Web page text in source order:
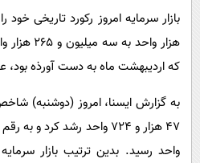
حوادث
محیط زیست
سلامت
فرهنگی
بین الملل
دانلود
هزار واحد
که اردیبهشت ماه به دست آورذه بود،
به گزارش ایسنا، امروز (دوشنبه)
واحد رسید. بدین ترتیب بازار